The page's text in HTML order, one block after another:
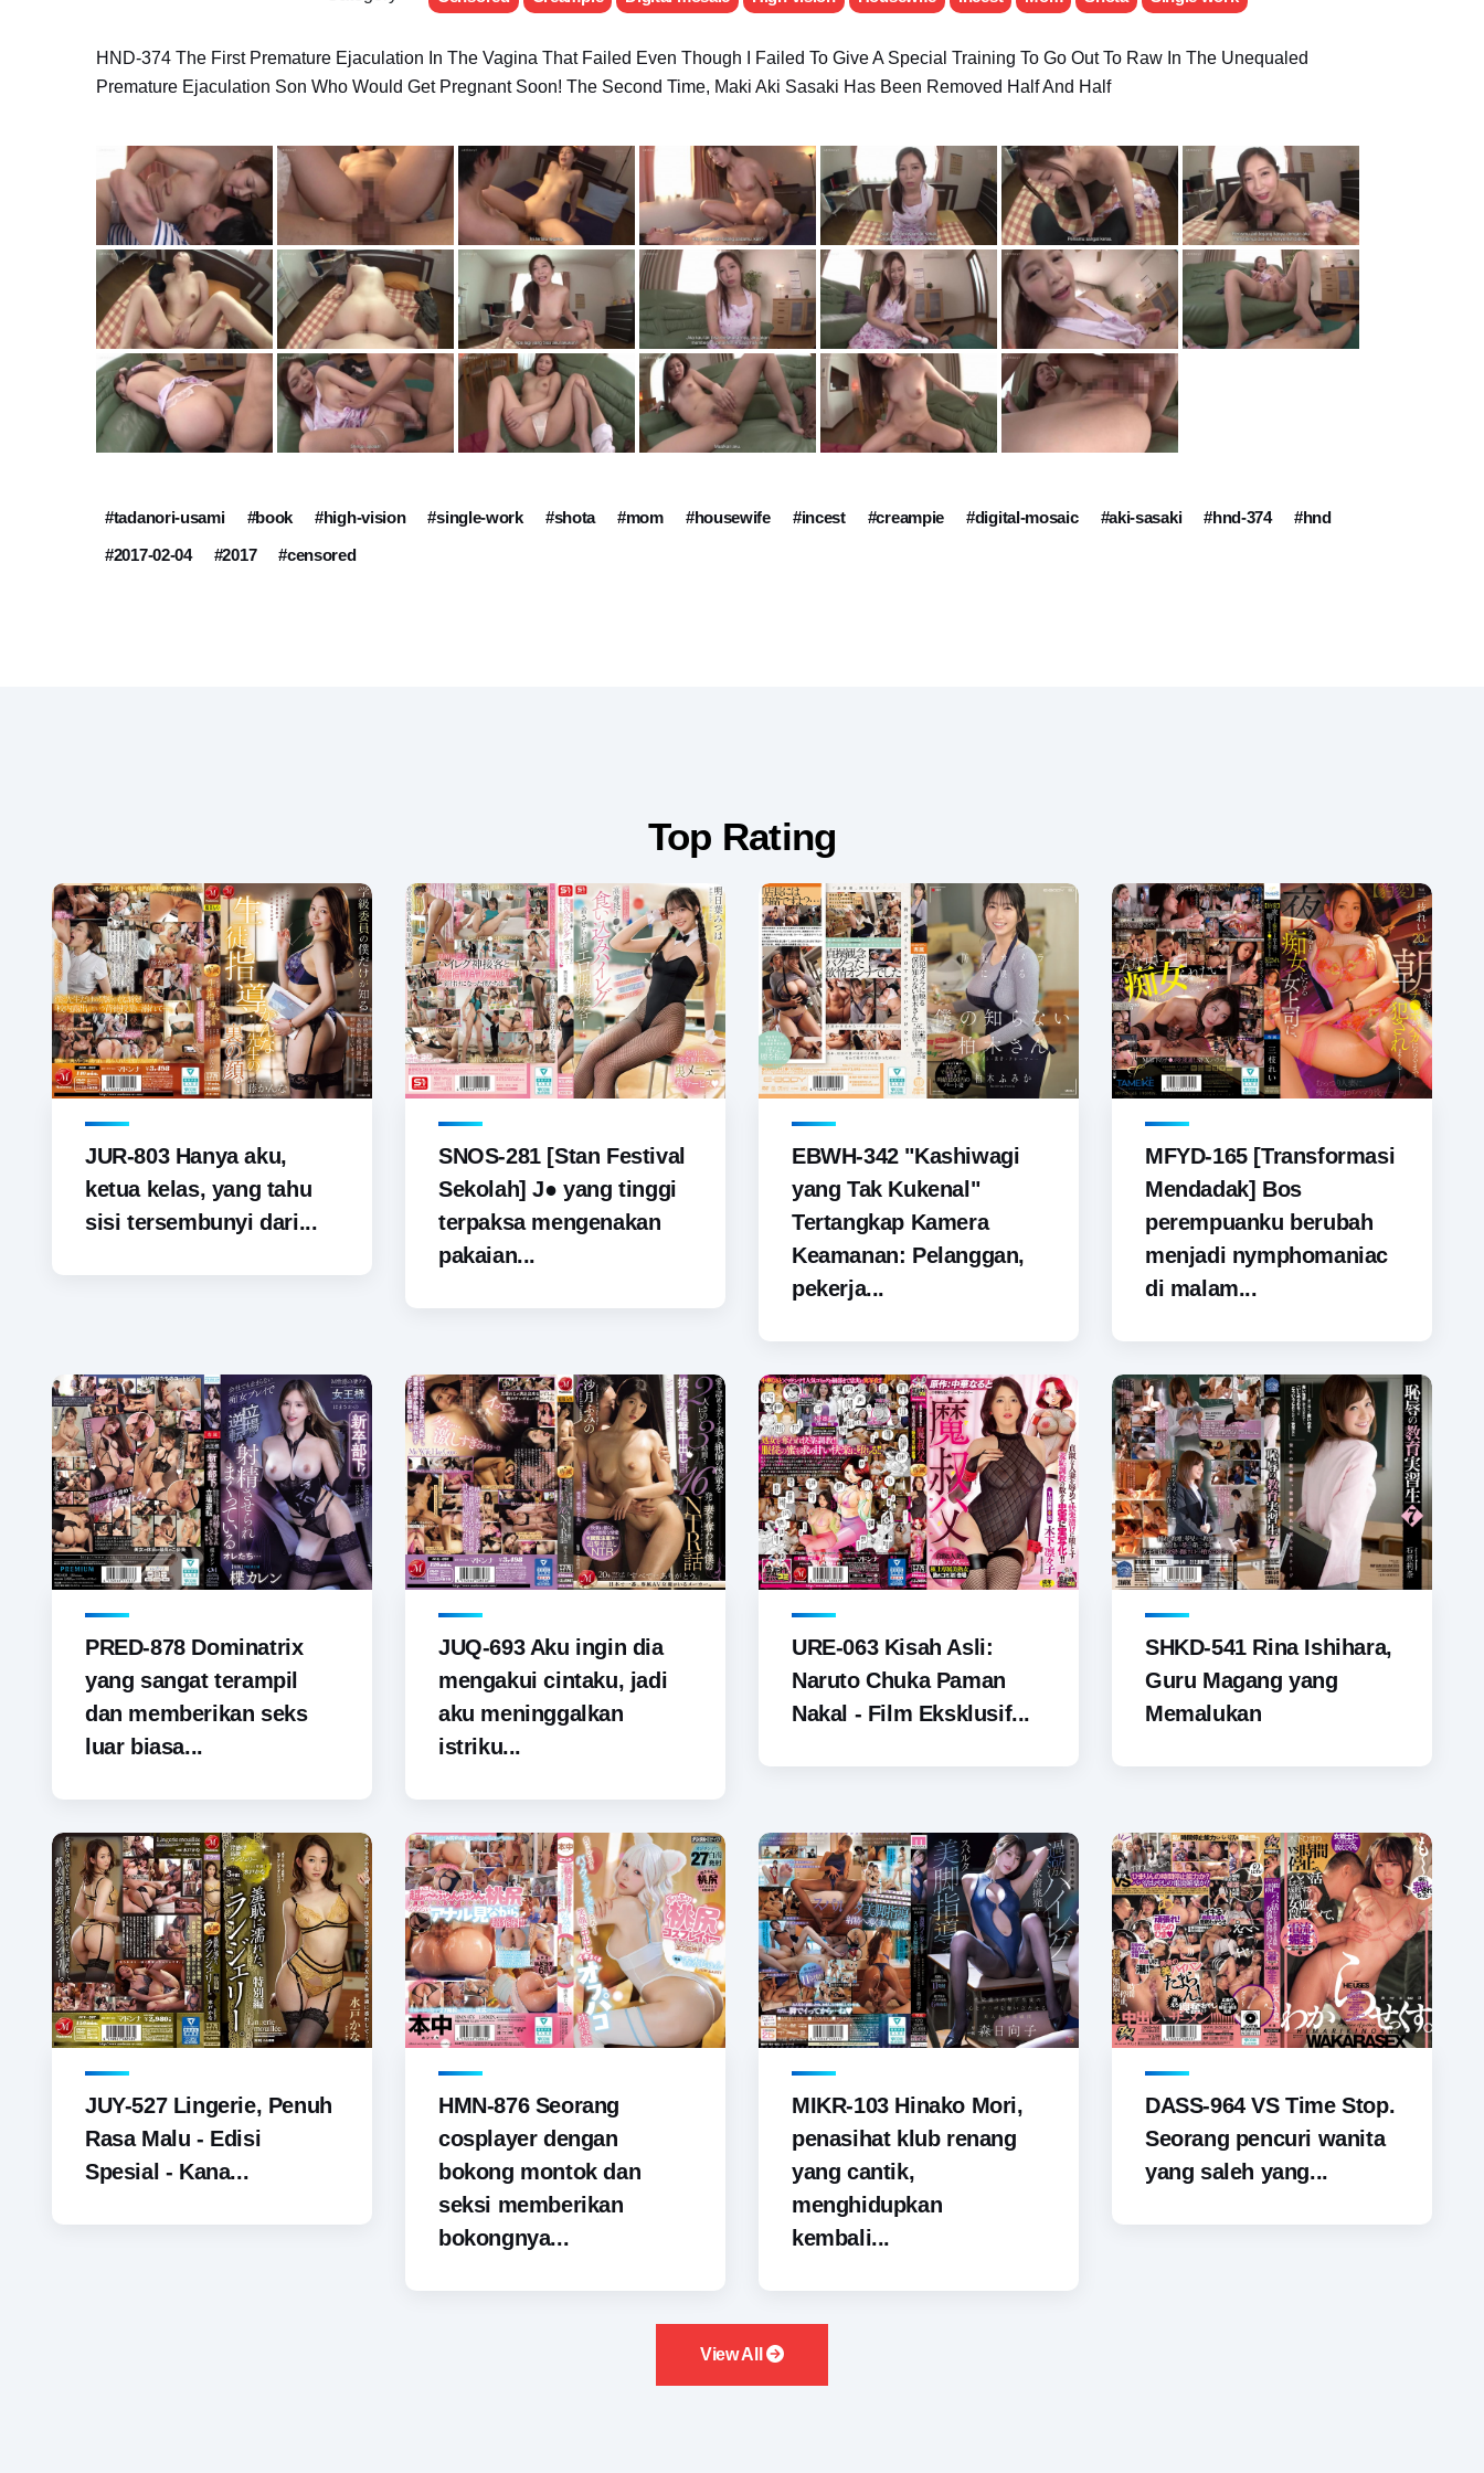
HND-374 The First Premature Ejaculation In The Vagina That Failed Even Though I Failed To Give A Special Training To Go Out To Raw In The Unequaled
Premature Ejaculation Son Who Would Get Pregnant Soon! The Second Time, Maki Aki Sasaki Has Been Removed Half And Half
#tadanori-usami #book #high-vision #single-work #shota #mom #housewife #incest #creampie #digital-mosaic #aki-sasaki #hnd-374
#hnd
#2017-02-04
#2017 #censored
Top Rating
JUR-803 Hanya aku,
ketua kelas, yang tahu
sisi tersembunyi dari...
SNOS-281 [Stan Festival
Sekolah] J● yang tinggi
terpaksa mengenakan
pakaian...
EBWH-342 "Kashiwagi
yang Tak Kukenal"
Tertangkap Kamera
Keamanan: Pelanggan,
pekerja...
MFYD-165 [Transformasi
Mendadak] Bos
perempuanku berubah
menjadi nymphomaniac
di malam...
PRED-878 Dominatrix
yang sangat terampil
dan memberikan seks
luar biasa...
JUQ-693 Aku ingin dia
mengakui cintaku, jadi
aku meninggalkan
istriku...
URE-063 Kisah Asli:
Naruto Chuka Paman
Nakal - Film Eksklusif...
SHKD-541 Rina Ishihara,
Guru Magang yang
Memalukan
JUY-527 Lingerie, Penuh
Rasa Malu - Edisi
Spesial - Kana...
HMN-876 Seorang
cosplayer dengan
bokong montok dan
seksi memberikan
bokongnya...
MIKR-103 Hinako Mori,
penasihat klub renang
yang cantik,
menghidupkan
kembali...
DASS-964 VS Time Stop.
Seorang pencuri wanita
yang saleh yang...
View All